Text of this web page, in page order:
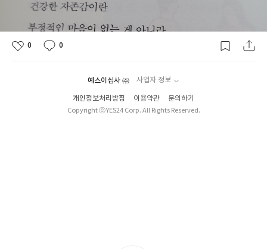
0 0
예스이십사 ㈜ 사업자 정보
개인정보처리방침 이용약관
문의하기
Copyright ⓒYES24 Corp. All Rights Reserved.